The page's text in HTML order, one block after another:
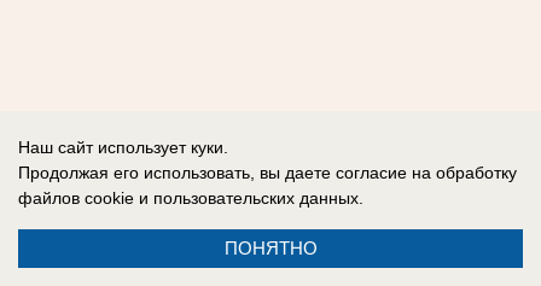
Наш сайт использует куки.
Продолжая его использовать, вы даете согласие на обработку
файлов cookie и пользовательских данных.
ПОНЯТНО